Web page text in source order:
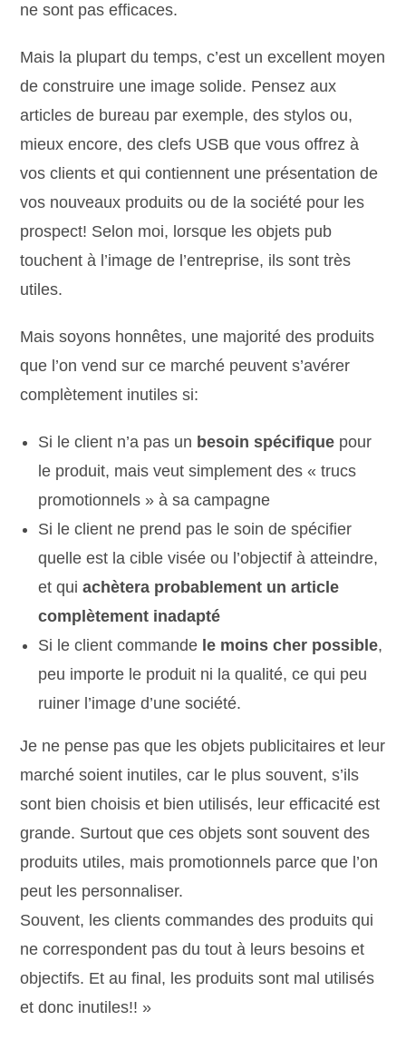
ne sont pas efficaces.
Mais la plupart du temps, c’est un excellent moyen
de construire une image solide. Pensez aux
articles de bureau par exemple, des stylos ou,
mieux encore, des clefs USB que vous offrez à
vos clients et qui contiennent une présentation de
vos nouveaux produits ou de la société pour les
prospect! Selon moi, lorsque les objets pub
touchent à l’image de l’entreprise, ils sont très
utiles.
Mais soyons honnêtes, une majorité des produits
que l’on vend sur ce marché peuvent s’avérer
complètement inutiles si:
Si le client n’a pas un besoin spécifique pour
le produit, mais veut simplement des « trucs
promotionnels » à sa campagne
Si le client ne prend pas le soin de spécifier
quelle est la cible visée ou l’objectif à atteindre,
et quiachètera probablement un article
complètement inadapté
Si le client commande le moins cher possible,
peu importe le produit ni la qualité, ce qui peu
ruiner l’image d’une société.
Je ne pense pas que les objets publicitaires et leur
marché soient inutiles, car le plus souvent, s’ils
sont bien choisis et bien utilisés, leur efficacité est
grande. Surtout que ces objets sont souvent des
produits utiles, mais promotionnels parce que l’on
peut les personnaliser.
Souvent, les clients commandes des produits qui
ne correspondent pas du tout à leurs besoins et
objectifs. Et au final, les produits sont mal utilisés
et donc inutiles!! »